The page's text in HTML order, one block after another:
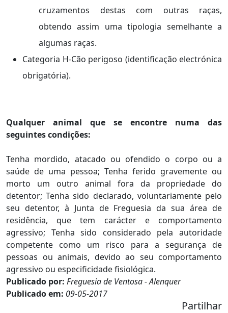
cruzamentos destas com outras raças,
obtendo assim uma tipologia semelhante a
algumas raças.
Categoria H-Cão perigoso (identificação electrónica
obrigatória).
Qualquer animal que se encontre numa das
seguintes condições:
Tenha mordido, atacado ou ofendido o corpo ou a
saúde de uma pessoa; Tenha ferido gravemente ou
morto um outro animal fora da propriedade do
detentor; Tenha sido declarado, voluntariamente pelo
seu detentor, à Junta de Freguesia da sua área de
residência, que tem carácter e comportamento
agressivo; Tenha sido considerado pela autoridade
competente como um risco para a segurança de
pessoas ou animais, devido ao seu comportamento
agressivo ou especificidade fisiológica.
Publicado por: Freguesia de Ventosa - Alenquer
Publicado em: 09-05-2017
Partilhar